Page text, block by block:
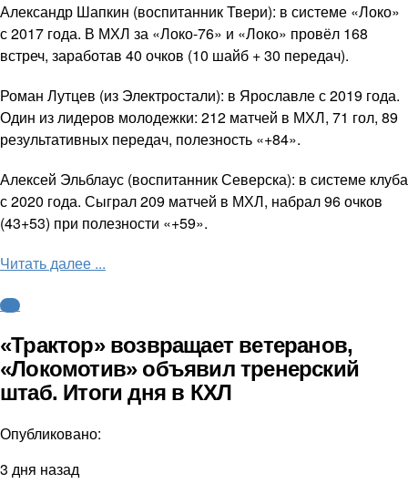
Александр Шапкин (воспитанник Твери): в системе «Локо»
с 2017 года. В МХЛ за «Локо-76» и «Локо» провёл 168
встреч, заработав 40 очков (10 шайб + 30 передач).
Роман Лутцев (из Электростали): в Ярославле с 2019 года.
Один из лидеров молодежки: 212 матчей в МХЛ, 71 гол, 89
результативных передач, полезность «+84».
Алексей Эльблаус (воспитанник Северска): в системе клуба
с 2020 года. Сыграл 209 матчей в МХЛ, набрал 96 очков
(43+53) при полезности «+59».
Читать далее ...
КХЛ
«Трактор» возвращает ветеранов,
«Локомотив» объявил тренерский
штаб. Итоги дня в КХЛ
Опубликовано:
3 дня назад